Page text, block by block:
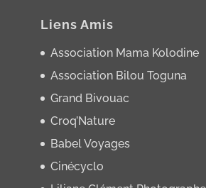
Liens Amis
Association Mama Kolodine
Association Bilou Toguna
Grand Bivouac
Croq’Nature
Babel Voyages
Cinécyclo